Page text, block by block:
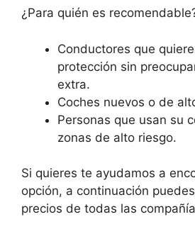
¿Para quién es
Conductores que
protección sin
extra.
Coches nuevos o de
Personas que usan su
zonas de alto riesgo.
Si quieres te ayudamos a
opción, a continuación
precios de todas las